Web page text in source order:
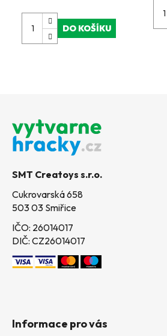
DO KOŠÍKU
SMT Creatoys s.r.o.
Cukrovarská 658
503 03 Smiřice
IČO: 26014017
DIČ: CZ26014017
Informace pro vás